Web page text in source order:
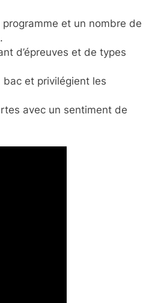
et un nombre de
d’épreuves et de types
et privilégient les
avec un sentiment de